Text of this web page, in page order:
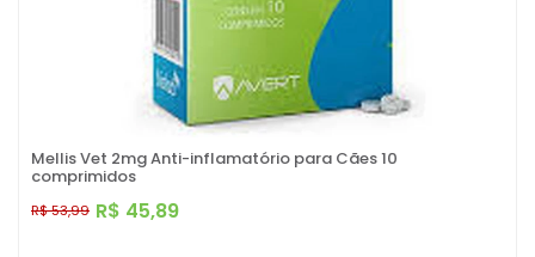
Mellis Vet 2mg Anti-inflamatório para Cães 10
comprimidos
R$ 45,89
R$ 53,99